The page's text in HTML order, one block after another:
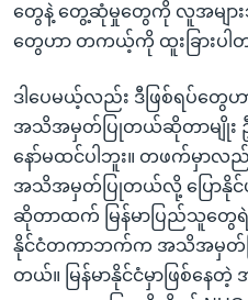
တွေနဲ့ တွေ့ဆုံမှုတွေကို လူအများ
တွေဟာ တကယ့်ကို ထူးခြားပါ
ဒါပေမယ့်လည်း ဒီဖြစ်ရပ်တွေ
အသိအမှတ်ပြုတယ်ဆိုတာမျိုး
နော်မထင်ပါဘူး။ တဖက်မှာလည်
အသိအမှတ်ပြုတယ်လို့ ပြောနိုင်
ဆိုတာထက် မြန်မာပြည်သူတွေ
နိုင်ငံတကာဘက်က အသိအမှတ်ပြုမှု
တယ်။ မြန်မာနိုင်ငံမှာဖြစ်န